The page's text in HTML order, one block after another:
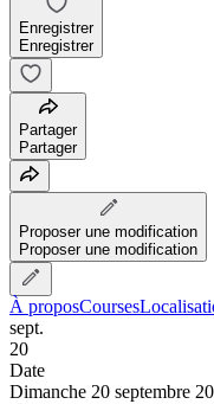
Enregistrer
Enregistrer
Partager
Partager
Proposer une modification
Proposer une modification
À proposCourses
sept.
20
Date
Dimanche 20 septembre